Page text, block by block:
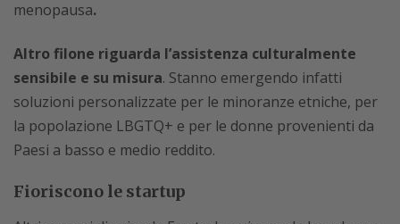
menopausa.
Altro filone riguarda l’assistenza culturalmente
sensibile e su misura. Stanno emergendo infatti
soluzioni personalizzate per le minoranze etniche, per
la popolazione LBGTQ+ e per le donne provenienti da
Paesi a basso e medio reddito.
Fioriscono le startup